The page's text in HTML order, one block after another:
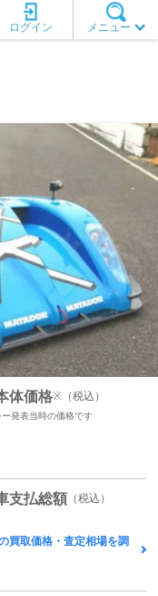
メニュー
ログイン
体価格※ （税込）
発表当時の価格です
支払総額 （税込）
買取価格・査定相場を調